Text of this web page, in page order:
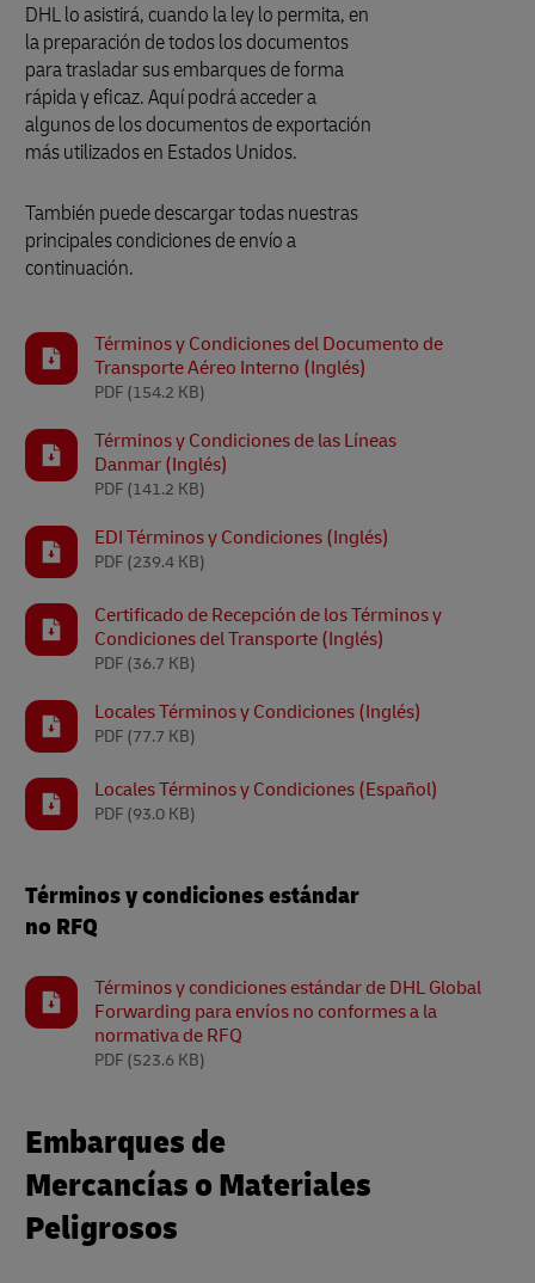
DHL lo asistirá, cuando la ley lo permita, en
la preparación de todos los documentos
para trasladar sus embarques de forma
rápida y eficaz. Aquí podrá acceder a
algunos de los documentos de exportación
más utilizados en Estados Unidos.
También puede descargar todas nuestras
principales condiciones de envío a
continuación.
Términos y Condiciones del Documento de
Transporte Aéreo Interno (Inglés)
PDF (154.2 KB)
Términos y Condiciones de las Líneas
Danmar (Inglés)
PDF (141.2 KB)
EDI Términos y Condiciones (Inglés)
PDF (239.4 KB)
Certificado de Recepción de los Términos y
Condiciones del Transporte (Inglés)
PDF (36.7 KB)
Locales Términos y Condiciones (Inglés)
PDF (77.7 KB)
Locales Términos y Condiciones (Español)
PDF (93.0 KB)
Términos y condiciones estándar
no RFQ
Términos y condiciones estándar de DHL Global
Forwarding para envíos no conformes a la
normativa de RFQ
PDF (523.6 KB)
Embarques de
Mercancías o Materiales
Peligrosos